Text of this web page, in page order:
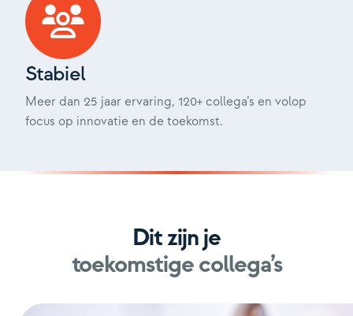
Stabiel
Meer dan 25 jaar ervaring, 120+ collega’s en volop
focus op innovatie en de toekomst.
Dit zijn je
toekomstige collega’s